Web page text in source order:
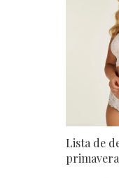
Lista de